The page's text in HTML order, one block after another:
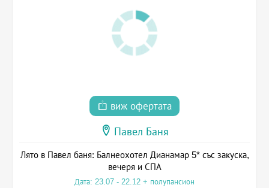
виж офертата
Павел Баня
Лято в Павел баня: Балнеохотел Дианамар 5* със закуска,
вечеря и СПА
Дата: 23.07 - 22.12 + полупансион